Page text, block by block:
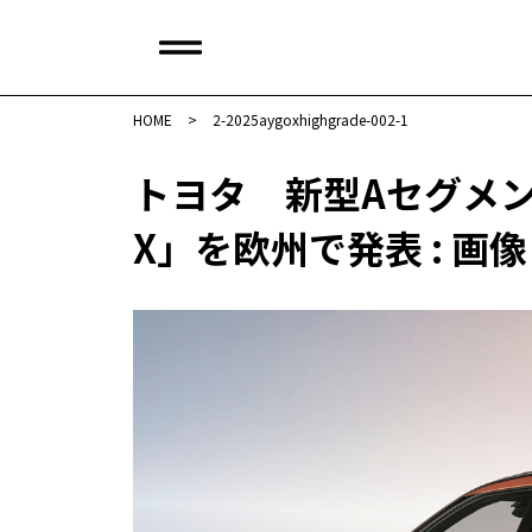
HOME > 2-2025aygoxhighgrade-002-1
トヨタ 新型Aセグメ
X」を欧州で発表 : 画